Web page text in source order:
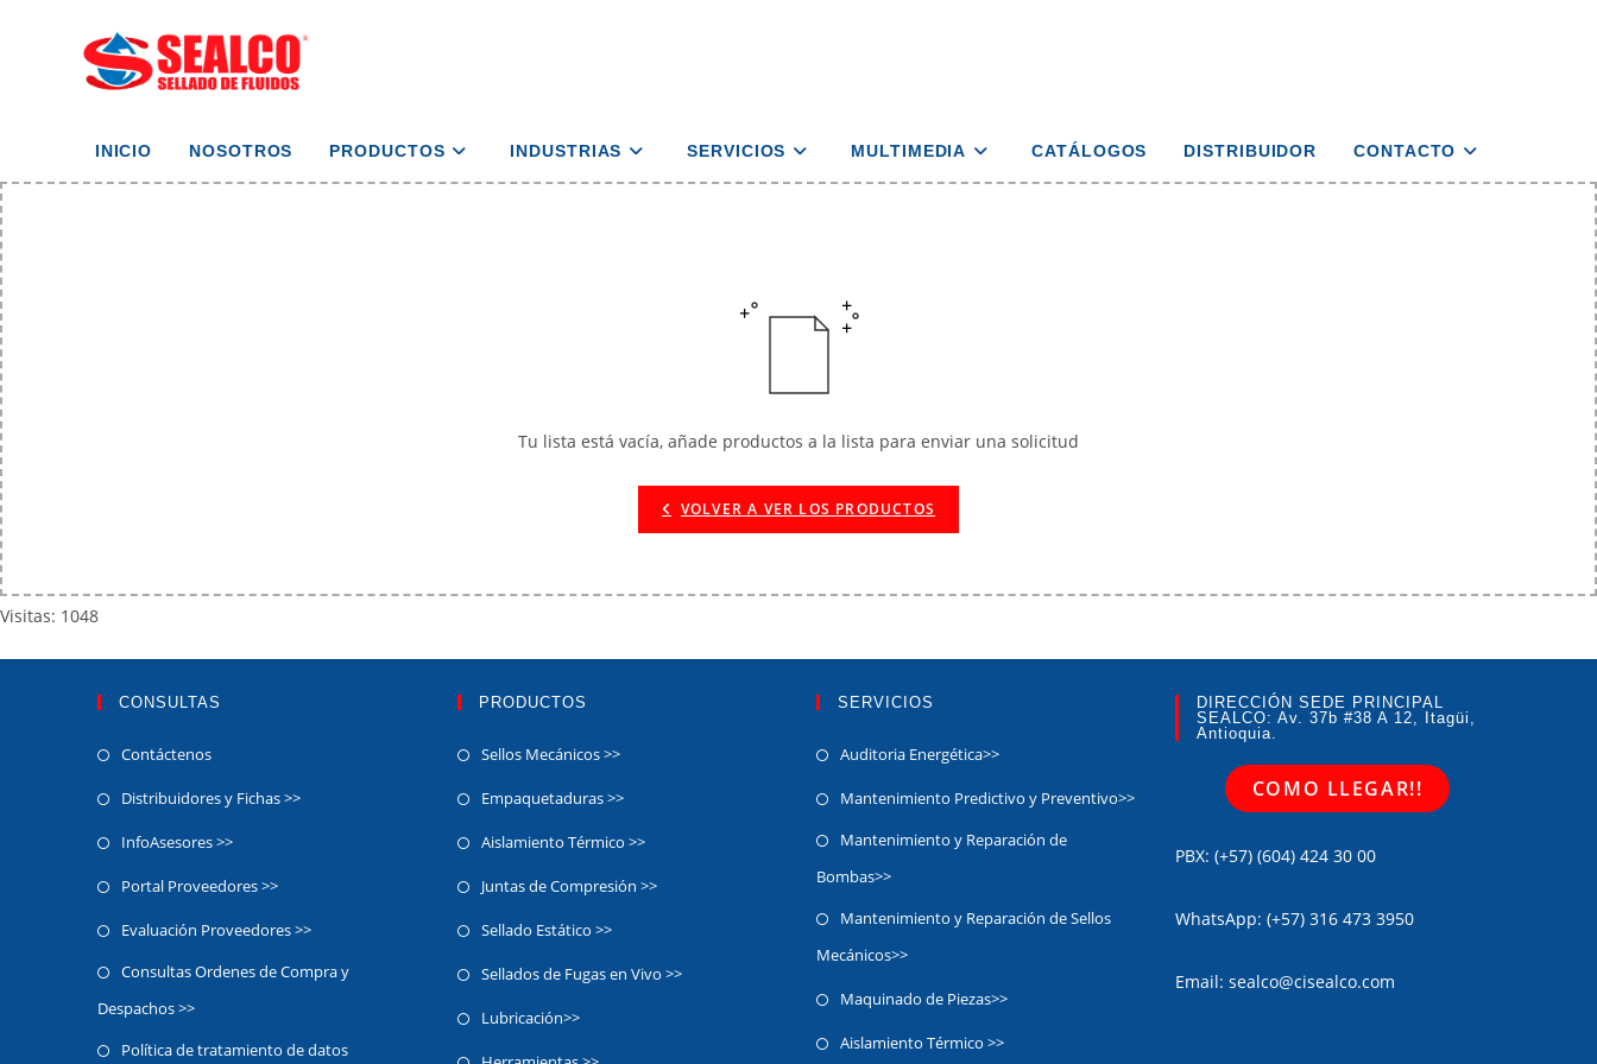
INICIO NOSOTROS PRODUCTOS INDUSTRIAS SERVICIOS MULTIMEDIA CATÁLOGOS DISTRIBUIDOR CONTACTO
Tu lista está vacía, añade productos a la lista para enviar una solicitud
VOLVER A VER LOS PRODUCTOS
Visitas: 1048
CONSULTAS
Contáctenos
Distribuidores y Fichas >>
InfoAsesores >>
Portal Proveedores >>
Evaluación Proveedores >>
Consultas Ordenes de Compra y
Despachos >>
Política de tratamiento de datos
PRODUCTOS
Sellos Mecánicos >>
Empaquetaduras >>
Aislamiento Térmico >>
Juntas de Compresión >>
Sellado Estático >>
Sellados de Fugas en Vivo >>
Lubricación>>
SERVICIOS
Auditoria Energética>>
Mantenimiento Predictivo y Preventivo>>
Mantenimiento y Reparación de
Bombas>>
Mantenimiento y Reparación de Sellos
Mecánicos>>
Maquinado de Piezas>>
Aislamiento Térmico >>
DIRECCIÓN SEDE PRINCIPAL
SEALCO: Av. 37b #38 A 12, Itagüi,
Antioquia.
COMO LLEGAR!!
PBX: (+57) (604) 424 30 00
WhatsApp: (+57) 316 473 3950
Email: sealco@cisealco.com